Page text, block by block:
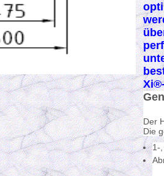
Der
Die
1-